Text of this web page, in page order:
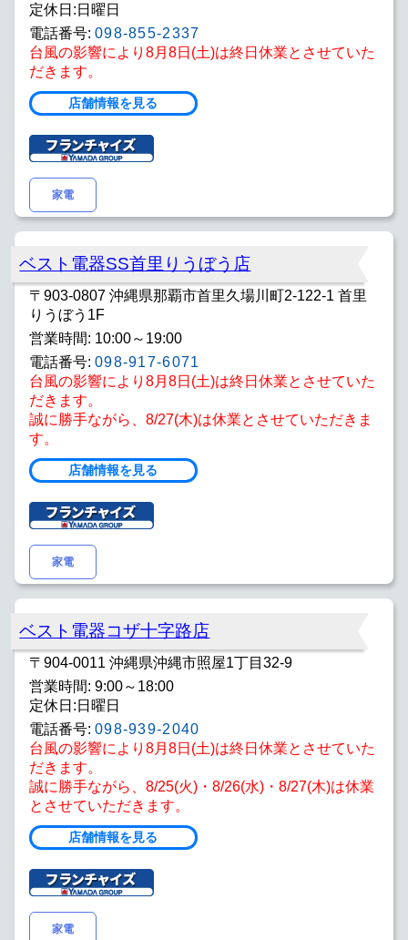
定休日:日曜日
電話番号: 098-855-2337
台風の影響により8月8日(土)は終日休業とさせていた
だきます。
店舗情報を見る
家電
ベスト電器SS首里りうぼう店
〒903-0807 沖縄県那覇市首里久場川町2-122-1 首里
りうぼう1F
営業時間: 10:00～19:00
電話番号: 098-917-6071
台風の影響により8月8日(土)は終日休業とさせていた
だきます。
誠に勝手ながら、8/27(木)は休業とさせていただきま
す。
店舗情報を見る
家電
ベスト電器コザ十字路店
〒904-0011 沖縄県沖縄市照屋1丁目32-9
営業時間: 9:00～18:00
定休日:日曜日
電話番号: 098-939-2040
台風の影響により8月8日(土)は終日休業とさせていた
だきます。
誠に勝手ながら、8/25(火)・8/26(水)・8/27(木)は休業
とさせていただきます。
店舗情報を見る
家電